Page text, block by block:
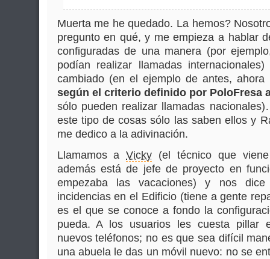
Muerta me he quedado. La hemos?
pregunto en qué, y me empieza a hablar
configuradas de una manera (por
podían realizar llamadas
cambiado (en el ejemplo de antes,
según el criterio definido por PoloFresa
sólo pueden realizar llamadas
este tipo de cosas sólo las saben ellos y
me dedico a la adivinación.
Llamamos aVicky (el técnico que
además está de jefe de proyecto en
empezaba las vacaciones) y nos dice
incidencias en el Edificio (tiene a gente
es el que se conoce a fondo la
pueda. A los usuarios les cuesta pillar
nuevos teléfonos; no es que sea difícil
una abuela le das un móvil nuevo: no se